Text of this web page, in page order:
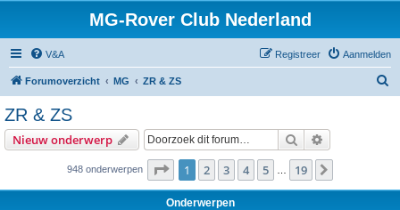
MG-Rover Club Nederland
V&A Aanmelden
Registreer
Forumoverzicht MG ZR & ZS
ZR & ZS
Nieuw onderwerp Zoek
948 onderwerpen Pagina van 19
1 2 3 4 5 19
Onderwerpen